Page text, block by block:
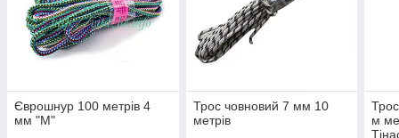
Єврошнур 100 метрів 4
мм "М"
Трос човновий 7 мм 10
метрів
м